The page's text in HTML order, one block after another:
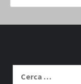
per: